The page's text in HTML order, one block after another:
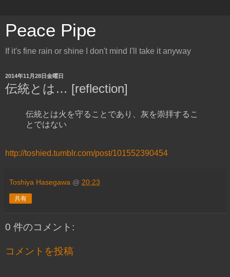
Peace Pipe
If it's fine rain or shine I don't mind I'll take it anyway
2014年11月28日金曜日
伝統とは… [reflection]
伝統とは火を守ることであり、灰を崇拝するこ
とではない
http://toshied.tumblr.com/post/101552390454
Toshiya Hasegawa @ 20:23
共有
0 件のコメント:
コメントを投稿